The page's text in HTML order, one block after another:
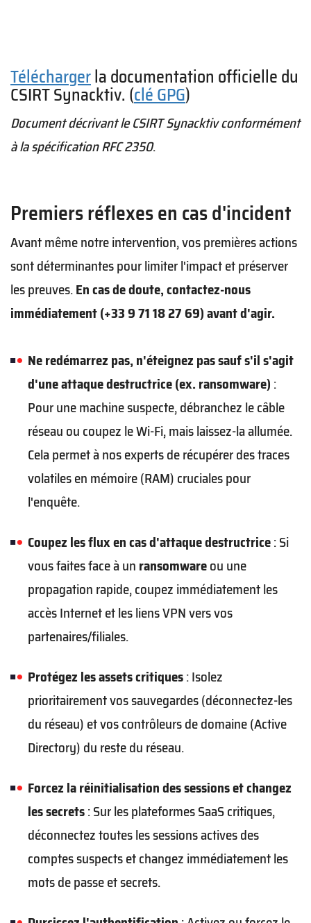
Téléchargerla documentation officielle du
CSIRT Synacktiv. (clé GPG)
Document décrivant le CSIRT Synacktiv conformément
à la spécification RFC 2350.
Premiers réflexes en cas d'incident
Avant même notre intervention, vos premières actions
sont déterminantes pour limiter l'impact et préserver
les preuves.En cas de doute, contactez-nous
immédiatement (+33 9 71 18 27 69) avant d'agir.
Ne redémarrez pas, n'éteignez pas sauf s'il s'agit
d'une attaque destructrice (ex. ransomware) :
Pour une machine suspecte, débranchez le câble
réseau ou coupez le Wi-Fi, mais laissez-la allumée.
Cela permet à nos experts de récupérer des traces
volatiles en mémoire (RAM) cruciales pour
l'enquête.
Coupez les flux en cas d'attaque destructrice: Si
vous faites face à un ransomwareou une
propagation rapide, coupez immédiatement les
accès Internet et les liens VPN vers vos
partenaires/filiales.
Protégez les assets critiques: Isolez
prioritairement vos sauvegardes (déconnectez-les
du réseau) et vos contrôleurs de domaine (Active
Directory) du reste du réseau.
Forcez la réinitialisation des sessions et changez
les secrets: Sur les plateformes SaaS critiques,
déconnectez toutes les sessions actives des
comptes suspects et changez immédiatement les
mots de passe et secrets.